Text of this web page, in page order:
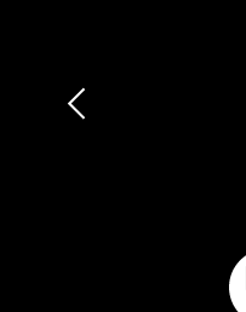
Vorherigen